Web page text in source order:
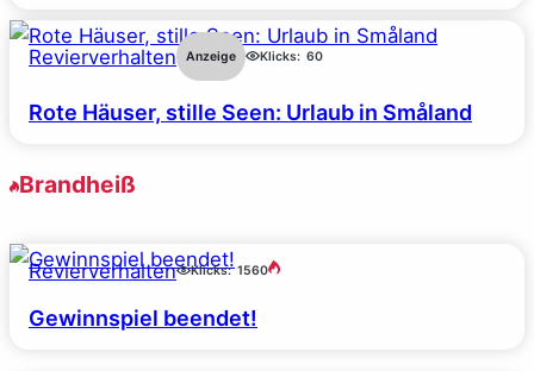
Revierverhalten Anzeige Klicks: 60
Rote Häuser, stille Seen: Urlaub in Småland
Brandheiß
Revierverhalten Klicks: 1560
Gewinnspiel beendet!